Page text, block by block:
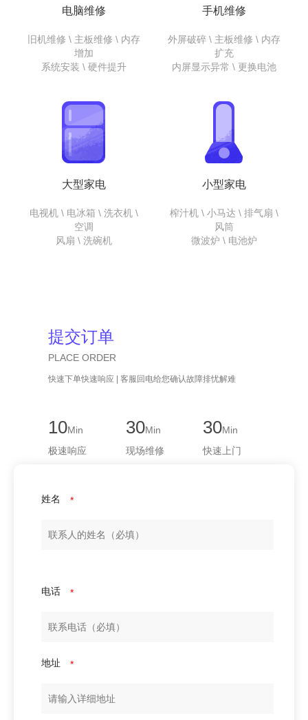
电脑维修
旧机维修 \ 主板维修 \ 内存
增加
系统安装 \ 硬件提升
手机维修
外屏破碎 \ 主板维修 \ 内存
扩充
内屏显示异常 \ 更换电池
大型家电
电视机 \ 电冰箱 \ 洗衣机 \
空调
风扇 \ 洗碗机
小型家电
榨汁机 \ 小马达 \ 排气扇 \
风筒
微波炉 \ 电池炉
提交订单
PLACE ORDER
快速下单快速响应 | 客服回电给您确认故障排忧解难
10Min
极速响应
30Min
现场维修
30Min
快速上门
姓名 *
电话 *
地址 *